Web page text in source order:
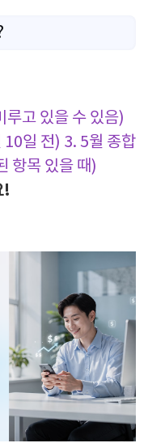
루고 있을 수 있음)
10일 전) 3. 5월 종합
항목 있을 때)
!